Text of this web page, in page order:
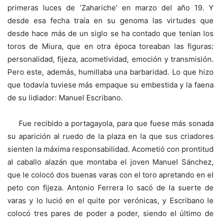
primeras luces de ‘Zahariche’ en marzo del año 19. Y
desde esa fecha traía en su genoma las virtudes que
desde hace más de un siglo se ha contado que tenían los
toros de Miura, que en otra época toreaban las figuras:
personalidad, fijeza, acometividad, emoción y transmisión.
Pero este, además, humillaba una barbaridad. Lo que hizo
que todavía tuviese más empaque su embestida y la faena
de su lidiador: Manuel Escribano.
Fue recibido a portagayola, para que fuese más sonada
su aparición al ruedo de la plaza en la que sus criadores
sienten la máxima responsabilidad. Acometió con prontitud
al caballo alazán que montaba el joven Manuel Sánchez,
que le colocó dos buenas varas con el toro apretando en el
peto con fijeza. Antonio Ferrera lo sacó de la suerte de
varas y lo lució en el quite por verónicas, y Escribano le
colocó tres pares de poder a poder, siendo el último de